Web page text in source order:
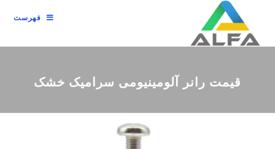
فهرست
قیمت رانر آلومینیومی سرامیک خشک